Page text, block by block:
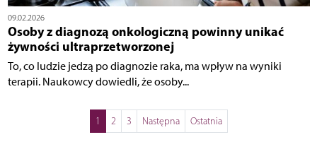
09.02.2026
Osoby z diagnozą onkologiczną powinny unikać
żywności ultraprzetworzonej
To, co ludzie jedzą po diagnozie raka, ma wpływ na wyniki
terapii. Naukowcy dowiedli, że osoby...
1 2 3 Następna Ostatnia